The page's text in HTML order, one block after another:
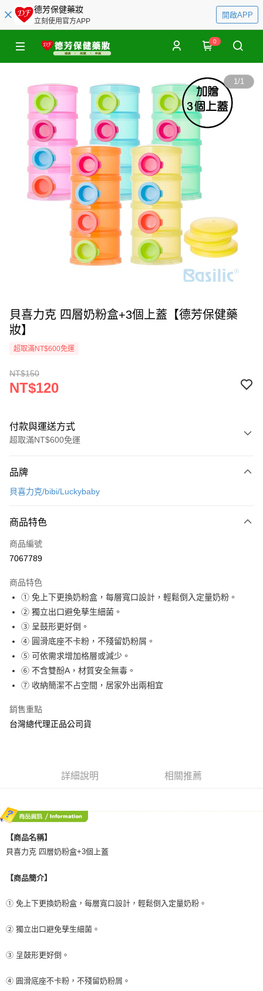
德芳保健藥妝
立刻使用官方APP
開啟APP
0
1/1
貝喜力克 四層奶粉盒+3個上蓋【德芳保健藥
妝】
超取滿NT$600免運
NT$150
NT$120
付款與運送方式
超取滿NT$600免運
信用卡一次付款
LINE Pay
Apple Pay
悠遊付
AFTEE先享後付
相關說明
【關於「AFTEE先享後付」】
AFTEE先享後付是「在收到商品之後才付款」的支付方式。 讓您購物簡單
便利好安心！
１．簡單：不需註冊會員、不需綁卡、不需儲值。
２．便利：只要手機號碼，簡訊認證，即可結帳。
３．安心：先確認商品／服務後，再付款。
【「AFTEE先享後付」結帳流程】
１．於結帳方式選擇「AFTEE先享後付」後，將跳轉至「AFTEE先享後付」
※ 請注意：結帳手續完成當下不需立刻繳費，但若您需要取消訂單，請聯絡
是否繳費成功／繳費後需取消欲退款等相關疑問，請聯繫「AFTEE先享後付
【注意事項】
權轉讓予恩沛科技股份有限公司。
https://aftee.tw/terms/#terms3
任。
時審查核予不同之上限額度；若仍有額度不足之情形，本公司將視審查結果
５．嚴禁一人註冊多個帳號或使用他人資訊註冊。若發現惡意使用之情形，
恩沛科技股份有限公司將有權停止該用戶之使用額度並採取法律行動。
ATM付款
運送方式
每筆NT$70，滿NT$600(含以上)免運費
付款後門市自取
免運費
品牌
貝喜力克/bibi/Luckybaby
商品特色
商品編號
7067789
商品特色
① 免上下更換奶粉盒，每層寬口設計，輕鬆倒入定量奶粉。
② 獨立出口避免孳生細菌。
③ 呈鼓形更好倒。
④ 圓滑底座不卡粉，不殘留奶粉屑。
⑤ 可依需求增加格層或減少。
⑥ 不含雙酚A，材質安全無毒。
⑦ 收納簡潔不占空間，居家外出兩相宜
銷售重點
台灣總代理正品公司貨
詳細說明 相關推薦
【商品名稱】
貝喜力克 四層奶粉盒+3個上蓋
【商品簡介】
① 免上下更換奶粉盒，每層寬口設計，輕鬆倒入定量奶粉。
② 獨立出口避免孳生細菌。
③ 呈鼓形更好倒。
④ 圓滑底座不卡粉，不殘留奶粉屑。